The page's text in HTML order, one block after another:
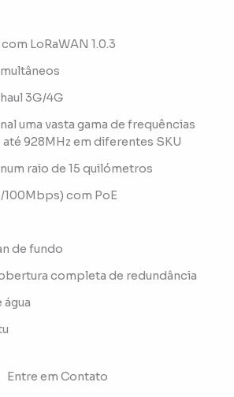
LoRaWAN 1.0.3
3G/4G
uma vasta gama de frequências
928MHz em diferentes SKU
raio de 15 quilómetros
100Mbps) com PoE
de fundo
completa de redundância
água
Entre em Contato